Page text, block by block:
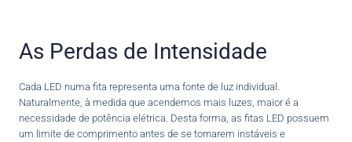
As Perdas de Intensidade
Cada LED numa fita representa uma fonte de luz individual.
Naturalmente, à medida que acendemos mais luzes, maior é a
necessidade de potência elétrica. Desta forma, as fitas LED possuem
um limite de comprimento antes de se tornarem instáveis e